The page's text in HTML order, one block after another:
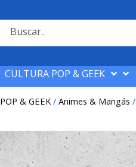
CULTURA POP & GEEK
& GEEK/ Animes & Mangás /